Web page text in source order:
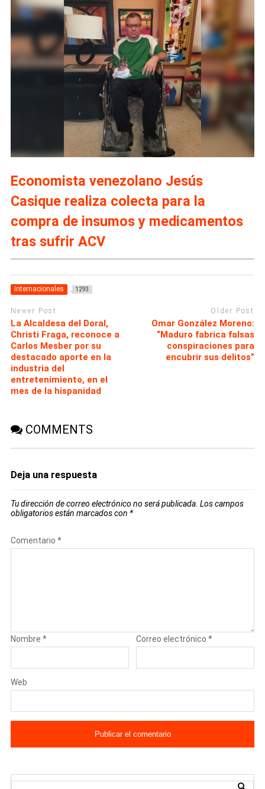
Economista venezolano Jesús
Casique realiza colecta para la
compra de insumos y medicamentos
tras sufrir ACV
Internacionales 1293
Newer Post
La Alcaldesa del Doral,
Christi Fraga, reconoce a
Carlos Mesber por su
destacado aporte en la
industria del
entretenimiento, en el
mes de la hispanidad
Older Post
Omar González Moreno:
“Maduro fabrica falsas
conspiraciones para
encubrir sus delitos”
COMMENTS
Deja una respuesta
Tu dirección de correo electrónico no será publicada. Los campos
obligatorios están marcados con *
Comentario *
Nombre * Correo electrónico*
Web